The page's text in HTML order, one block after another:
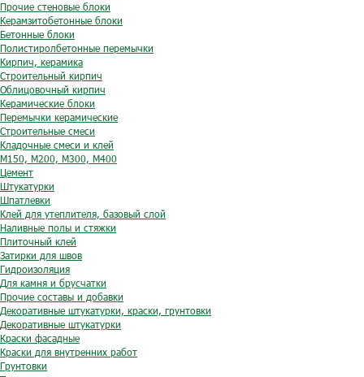
Прочие стеновые блоки
Керамзитобетонные блоки
Бетонные блоки
Полистиролбетонные перемычки
Кирпич, керамика
Строительный кирпич
Облицовочный кирпич
Керамические блоки
Перемычки керамические
Строительные смеси
Кладочные смеси и клей
М150, М200, М300, М400
Цемент
Штукатурки
Шпатлевки
Клей для утеплителя, базовый слой
Наливные полы и стяжки
Плиточный клей
Затирки для швов
Гидроизоляция
Для камня и брусчатки
Прочие составы и добавки
Декоративные штукатурки, краски, грунтовки
Декоративные штукатурки
Краски фасадные
Краски для внутренних работ
Грунтовки